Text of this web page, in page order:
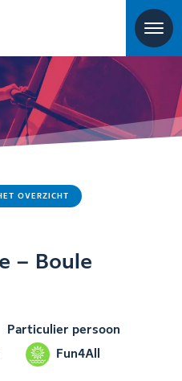
OVERZICHT
– Boule
Particulier persoon
Fun4All